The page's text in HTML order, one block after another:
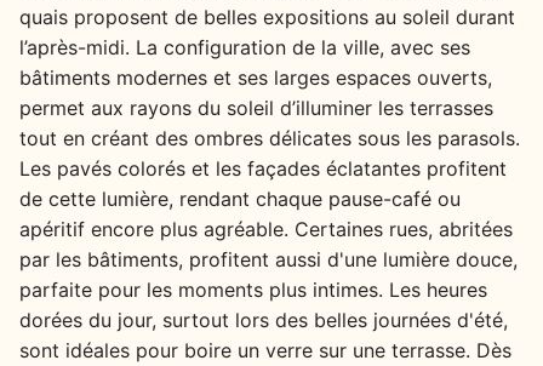
quais proposent de belles expositions au soleil durant
l’après-midi. La configuration de la ville, avec ses
bâtiments modernes et ses larges espaces ouverts,
permet aux rayons du soleil d’illuminer les terrasses
tout en créant des ombres délicates sous les parasols.
Les pavés colorés et les façades éclatantes profitent
de cette lumière, rendant chaque pause-café ou
apéritif encore plus agréable. Certaines rues, abritées
par les bâtiments, profitent aussi d'une lumière douce,
parfaite pour les moments plus intimes. Les heures
dorées du jour, surtout lors des belles journées d'été,
sont idéales pour boire un verre sur une terrasse. Dès